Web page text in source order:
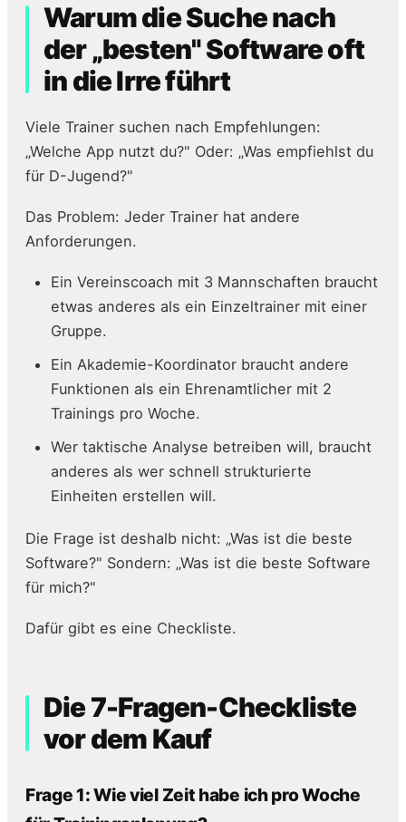
Warum die Suche nach
der „besten" Software oft
in die Irre führt
Viele Trainer suchen nach Empfehlungen:
„Welche App nutzt du?" Oder: „Was empfiehlst du
für D-Jugend?"
Das Problem: Jeder Trainer hat andere
Anforderungen.
Ein Vereinscoach mit 3 Mannschaften braucht
etwas anderes als ein Einzeltrainer mit einer
Gruppe.
Ein Akademie-Koordinator braucht andere
Funktionen als ein Ehrenamtlicher mit 2
Trainings pro Woche.
Wer taktische Analyse betreiben will, braucht
anderes als wer schnell strukturierte
Einheiten erstellen will.
Die Frage ist deshalb nicht: „Was ist die beste
Software?" Sondern: „Was ist die beste Software
für mich?"
Dafür gibt es eine Checkliste.
Die 7-Fragen-Checkliste
vor dem Kauf
Frage 1: Wie viel Zeit habe ich pro Woche